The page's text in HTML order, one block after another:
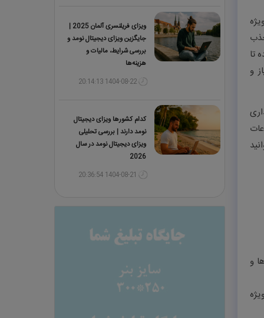
سال ۲۰۲۵، تلاش نموده تا
و
شده تا بتوانید
به مهارت‌ها و
ویزای فریلنسری آلمان 2025 |
جایگزین ویزای دیجیتال نومد و
بررسی شرایط، مالیات و
هزینه‌ها
1404-08-22 20:14:13
کدام کشورها ویزای دیجیتال
نومد دارند | بررسی تحلیلی
ویزای دیجیتال نومد در سال
2026
1404-08-21 20:36:54